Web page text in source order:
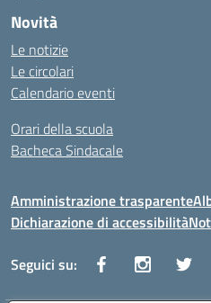
Novità
Le notizie
Le circolari
Calendario eventi
Orari della scuola
Bacheca Sindacale
Amministrazione trasparente
Dichiarazione di accessibilità
Seguici su: